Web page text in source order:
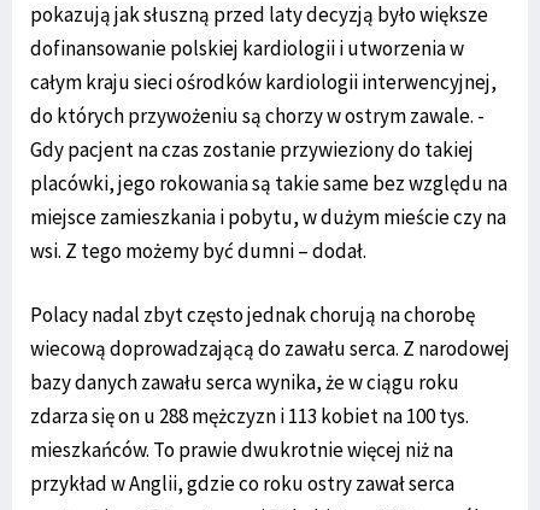
pokazują jak słuszną przed laty decyzją było większe
dofinansowanie polskiej kardiologii i utworzenia w
całym kraju sieci ośrodków kardiologii interwencyjnej,
do których przywożeniu są chorzy w ostrym zawale. -
Gdy pacjent na czas zostanie przywieziony do takiej
placówki, jego rokowania są takie same bez względu na
miejsce zamieszkania i pobytu, w dużym mieście czy na
wsi. Z tego możemy być dumni – dodał.
Polacy nadal zbyt często jednak chorują na chorobę
wiecową doprowadzającą do zawału serca. Z narodowej
bazy danych zawału serca wynika, że w ciągu roku
zdarza się on u 288 mężczyzn i 113 kobiet na 100 tys.
mieszkańców. To prawie dwukrotnie więcej niż na
przykład w Anglii, gdzie co roku ostry zawał serca